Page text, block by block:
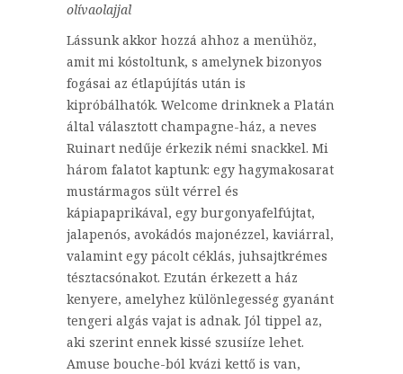
olívaolajjal
Lássunk akkor hozzá ahhoz a menühöz,
amit mi kóstoltunk, s amelynek bizonyos
fogásai az étlapújítás után is
kipróbálhatók. Welcome drinknek a Platán
által választott champagne-ház, a neves
Ruinart nedűje érkezik némi snackkel. Mi
három falatot kaptunk: egy hagymakosarat
mustármagos sült vérrel és
kápiapaprikával, egy burgonyafelfújtat,
jalapenós, avokádós majonézzel, kaviárral,
valamint egy pácolt céklás, juhsajtkrémes
tésztacsónakot. Ezután érkezett a ház
kenyere, amelyhez különlegesség gyanánt
tengeri algás vajat is adnak. Jól tippel az,
aki szerint ennek kissé szusiíze lehet.
Amuse bouche-ból kvázi kettő is van,